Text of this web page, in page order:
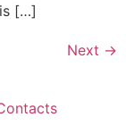
[…]
Next →